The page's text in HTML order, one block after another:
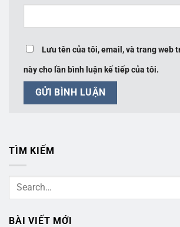
Lưu tên của tôi, email, và trang web
này cho lần bình luận kế tiếp của tôi.
TÌM KIẾM
BÀI VIẾT MỚI